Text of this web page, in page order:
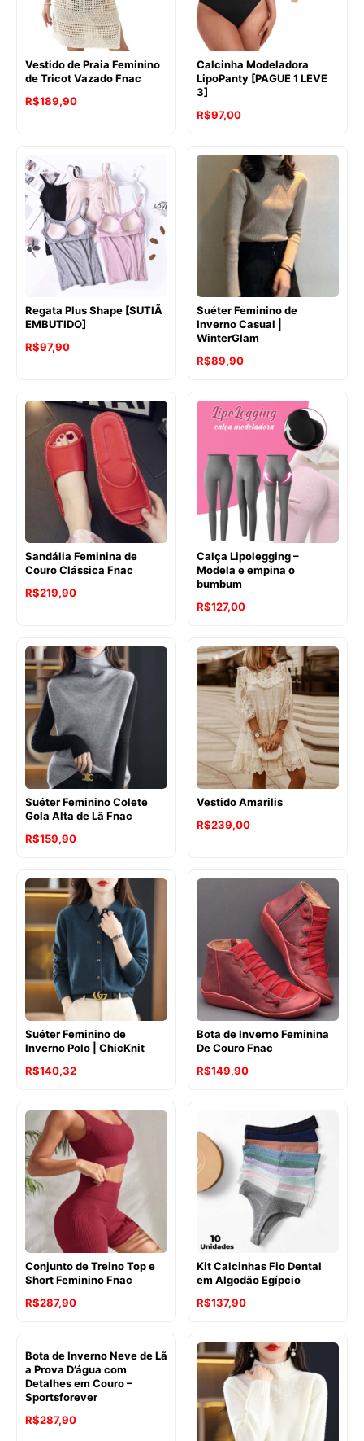
Vestido de Praia Feminino
de Tricot Vazado Fnac
R$189,90
Calcinha Modeladora
LipoPanty [PAGUE 1 LEVE
3]
R$97,00
Regata Plus Shape [SUTIÃ
EMBUTIDO]
R$97,90
Suéter Feminino de
Inverno Casual |
WinterGlam
R$89,90
Sandália Feminina de
Couro Clássica Fnac
R$219,90
Calça Lipolegging –
Modela e empina o
bumbum
R$127,00
Suéter Feminino Colete
Gola Alta de Lã Fnac
R$159,90
Vestido Amarilis
R$239,00
Suéter Feminino de
Inverno Polo | ChicKnit
R$140,32
Bota de Inverno Feminina
De Couro Fnac
R$149,90
Conjunto de Treino Top e
Short Feminino Fnac
R$287,90
Kit Calcinhas Fio Dental
em Algodão Egípcio
R$137,90
Bota de Inverno Neve de Lã
a Prova D’água com
Detalhes em Couro –
Sportsforever
R$287,90